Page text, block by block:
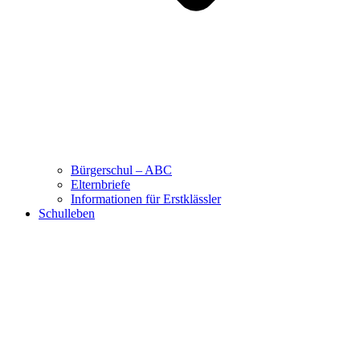
Bürgerschul – ABC
Elternbriefe
Informationen für Erstklässler
Schulleben